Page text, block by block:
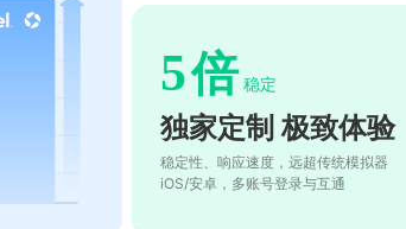
5倍 稳定
独家定制 极致体验
稳定性、响应速度，远超传统模拟器
iOS/安卓，多账号登录与互通